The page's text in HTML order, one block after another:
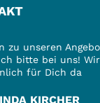
zu unseren
bitte bei uns!
für Dich da
KIRCHER